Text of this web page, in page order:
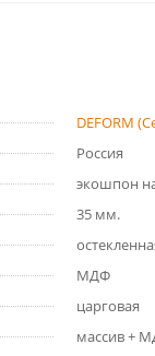
DEFORM
Россия
экошпон
35 мм.
МДФ
царговая
массив +